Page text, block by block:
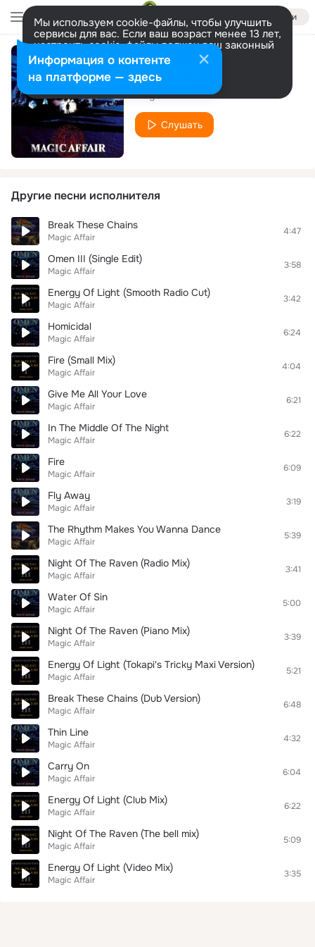
Войти
Мы используем cookie-файлы, чтобы улучшить
сервисы для вас. Если ваш возраст менее 13 лет,
настроить cookie-файлы должен ваш законный
представитель. Больше информации
Разрешить все Настроить
Wonderland
Magic Affair
Слушать
Другие песни исполнителя
Break These Chains
Magic Affair
4:47
Omen III (Single Edit)
Magic Affair
3:58
Energy Of Light (Smooth Radio Cut)
Magic Affair
3:42
Homicidal
Magic Affair
6:24
Fire (Small Mix)
Magic Affair
4:04
Give Me All Your Love
Magic Affair
6:21
In The Middle Of The Night
Magic Affair
6:22
Fire
Magic Affair
6:09
Fly Away
Magic Affair
3:19
The Rhythm Makes You Wanna Dance
Magic Affair
5:39
Night Of The Raven (Radio Mix)
Magic Affair
3:41
Water Of Sin
Magic Affair
5:00
Night Of The Raven (Piano Mix)
Magic Affair
3:39
Energy Of Light (Tokapi's Tricky Maxi Version)
Magic Affair
5:21
Break These Chains (Dub Version)
Magic Affair
6:48
Thin Line
Magic Affair
4:32
Carry On
Magic Affair
6:04
Energy Of Light (Club Mix)
Magic Affair
6:22
Night Of The Raven (The bell mix)
Magic Affair
5:09
Energy Of Light (Video Mix)
Magic Affair
3:35
Информация о контенте
на платформе — здесь